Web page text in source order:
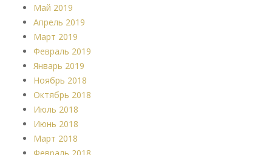
Май 2019
Апрель 2019
Март 2019
Февраль 2019
Январь 2019
Ноябрь 2018
Октябрь 2018
Июль 2018
Июнь 2018
Март 2018